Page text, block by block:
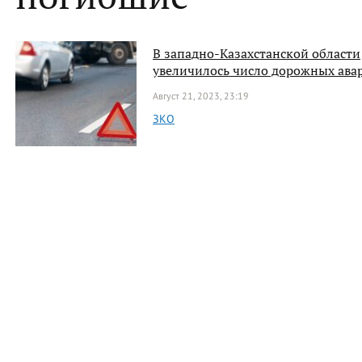
В западно-Казахстанской области
увеличилось число дорожных
Август 21, 2023, 23:19
ЗКО